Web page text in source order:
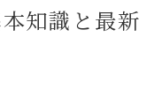
れる（求められ
知識と最新